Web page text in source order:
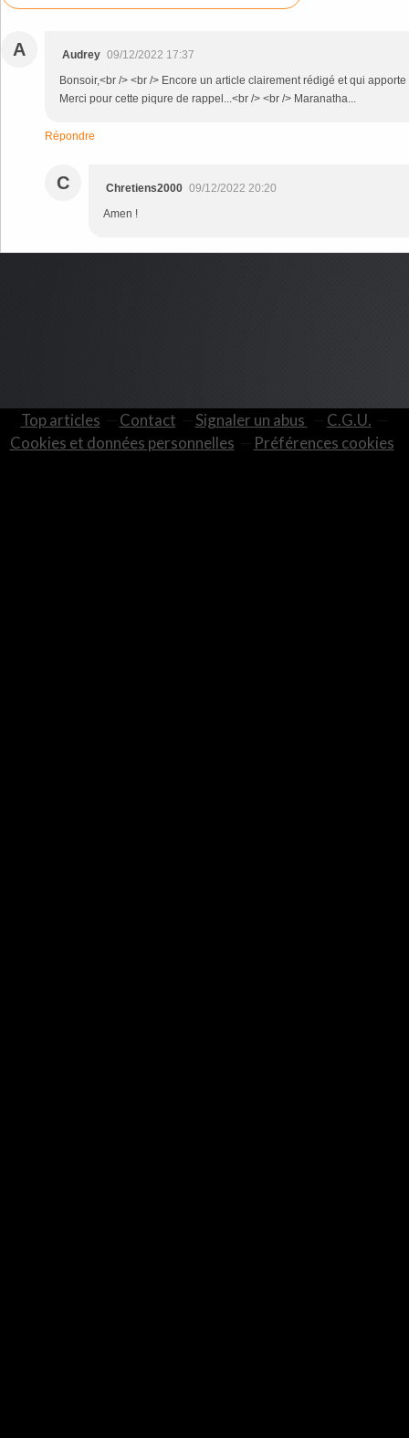
A Audrey 09/12/2022 17:37
Bonsoir,<br /> <br /> Encore un article clairement rédigé et qui
Merci pour cette piqure de rappel...<br /> <br /> Maranatha...
Répondre
C Chretiens2000 09/12/2022 20:20
Amen !
Top articles Contact Signaler un abus
C.G.U.
Cookies et données personnelles
Préférences cookies